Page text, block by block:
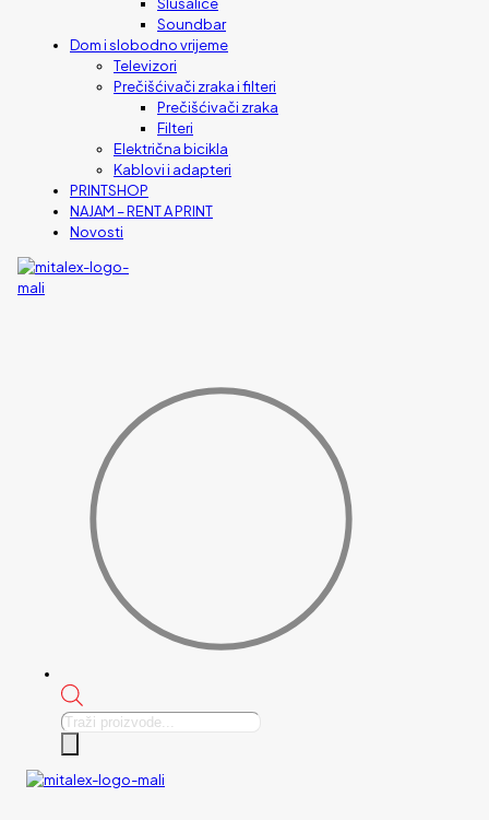
Soundbar
Dom i slobodno vrijeme
Televizori
Prečišćivači zraka i filteri
Prečišćivači zraka
Filteri
Električna bicikla
Kablovi i adapteri
PRINTSHOP
NAJAM – RENT A PRINT
Novosti
Products